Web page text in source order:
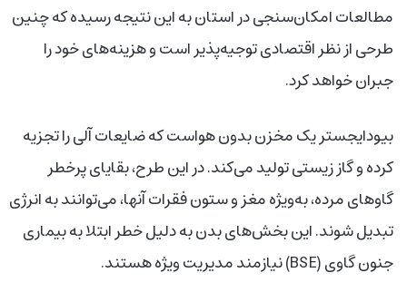
مطالعات امکان‌سنجی در استان به این نتیجه رسیده که چنین
طرحی از نظر اقتصادی توجیه‌پذیر است و هزینه‌های خود را
جبران خواهد کرد.
بیودایجستر یک مخزن بدون هواست که ضایعات آلی را تجزیه
کرده و گاز زیستی تولید می‌کند. در این طرح، بقایای پرخطر
گاوهای مرده، به‌ویژه مغز و ستون فقرات آنها، می‌توانند به انرژی
تبدیل شوند. این بخش‌های بدن به دلیل خطر ابتلا به بیماری
جنون گاوی (BSE) نیازمند مدیریت ویژه هستند.